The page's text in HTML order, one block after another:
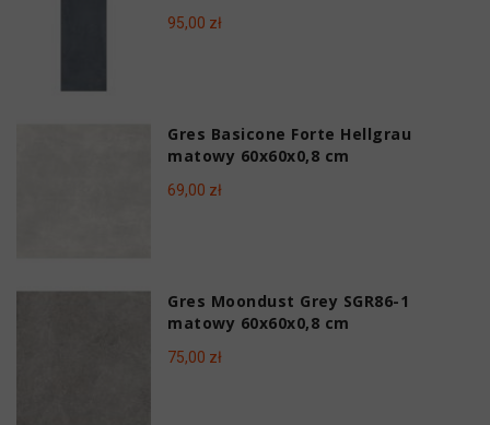
95,00 zł
Gres Basicone Forte Hellgrau
matowy 60x60x0,8 cm
69,00 zł
Gres Moondust Grey SGR86-1
matowy 60x60x0,8 cm
75,00 zł